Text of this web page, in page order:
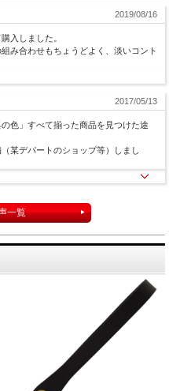
2019/08/16
入しました。
み合わせもちょうどよく、淡いコント
2017/05/13
色」すべて揃った商品を見つけた途
某デパートのショップ等）しまし
一覧